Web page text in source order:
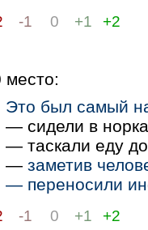
-1 0 +1 +2
место:
Это был самый
— сидели в
— таскали еду
—заметив
— переносили
-1 0 +1 +2